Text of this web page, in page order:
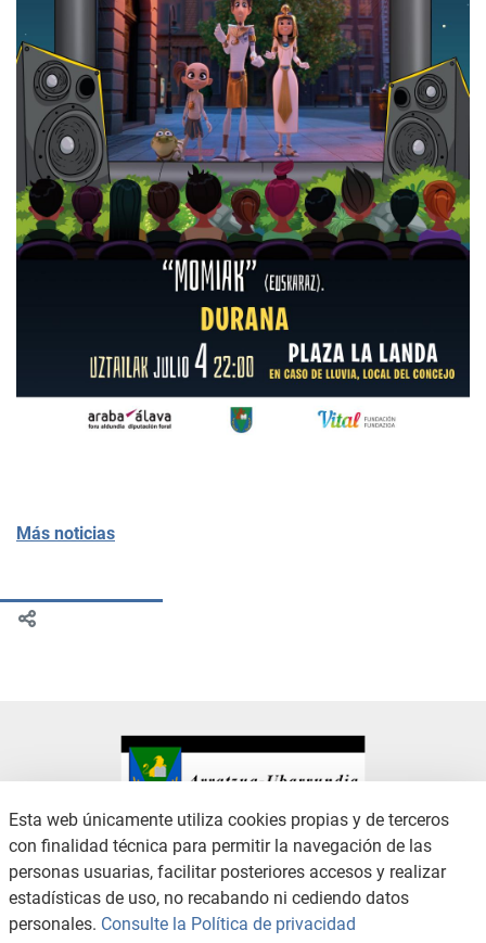
Más noticias
CONTACTO
AVISO LEGAL
CANAL DE DENUNCIAS
POLÍTICA DE PRIVACIDAD
POLÍTICA DE COOKIES
ACCESIBILIDAD
Esta web únicamente utiliza cookies propias y de terceros
con finalidad técnica para permitir la navegación de las
personas usuarias, facilitar posteriores accesos y realizar
estadísticas de uso, no recabando ni cediendo datos
personales. Consulte la Política de privacidad